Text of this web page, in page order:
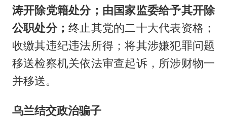
涛开除党籍处分；由国家监委给予其开除
公职处分； 终止其党的二十大代表资格；
收缴其违纪违法所得；将其涉嫌犯罪问题
移送检察机关依法审查起诉，所涉财物一
并移送。
乌兰结交政治骗子